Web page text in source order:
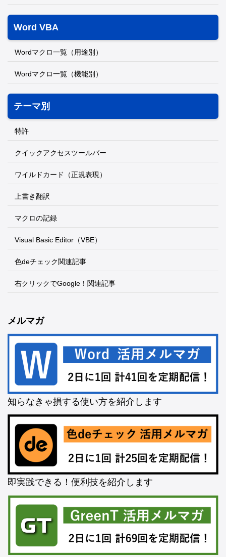
Word VBA
Wordマクロ一覧（用途別）
Wordマクロ一覧（機能別）
テーマ別
特許
クイックアクセスツールバー
ワイルドカード（正規表現）
上書き翻訳
マクロの記録
Visual Basic Editor（VBE）
色deチェック関連記事
右クリックでGoogle！関連記事
メルマガ
知らなきゃ損する使い方を紹介します
即実践できる！便利技を紹介します